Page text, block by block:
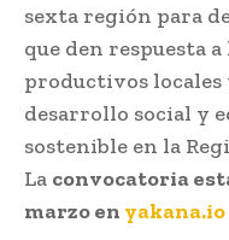
sexta región para
que den respuesta
productivos
desarrollo social y
sostenible en la
La convocatoria
marzo en yakana.io